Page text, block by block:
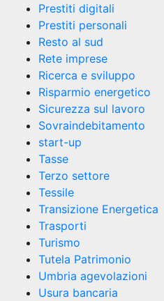
Prestiti digitali
Prestiti personali
Resto al sud
Rete imprese
Ricerca e sviluppo
Risparmio energetico
Sicurezza sul lavoro
Sovraindebitamento
start-up
Tasse
Terzo settore
Tessile
Transizione Energetica
Trasporti
Turismo
Tutela Patrimonio
Umbria agevolazioni
Usura bancaria